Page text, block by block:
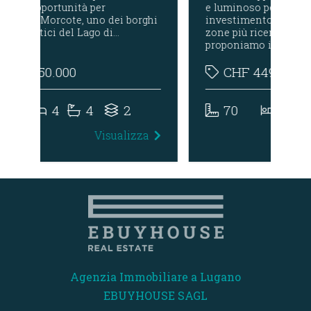
e luminoso perfetto come
investimento A Paradiso, una delle
zone più ricercate dell’area di Lugano
70
Agenzia Immobiliare a Lugano
EBUYHOUSE SAGL